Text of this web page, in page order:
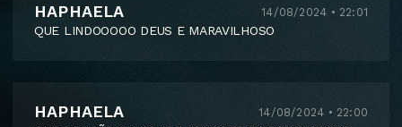
HAPHAELA 14/08/2024 • 22:01
QUE LINDOOOOO DEUS E MARAVILHOSO
HAPHAELA 14/08/2024 • 22:00